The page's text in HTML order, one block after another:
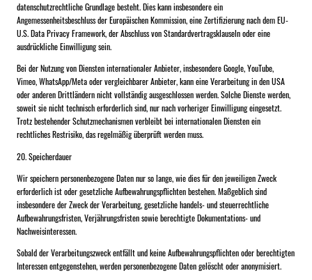
datenschutzrechtliche Grundlage besteht. Dies kann insbesondere ein
Angemessenheitsbeschluss der Europäischen Kommission, eine Zertifizierung nach dem EU-
U.S. Data Privacy Framework, der Abschluss von Standardvertragsklauseln oder eine
ausdrückliche Einwilligung sein.
Bei der Nutzung von Diensten internationaler Anbieter, insbesondere Google, YouTube,
Vimeo, WhatsApp/Meta oder vergleichbarer Anbieter, kann eine Verarbeitung in den USA
oder anderen Drittländern nicht vollständig ausgeschlossen werden. Solche Dienste werden,
soweit sie nicht technisch erforderlich sind, nur nach vorheriger Einwilligung eingesetzt.
Trotz bestehender Schutzmechanismen verbleibt bei internationalen Diensten ein
rechtliches Restrisiko, das regelmäßig überprüft werden muss.
20. Speicherdauer
Wir speichern personenbezogene Daten nur so lange, wie dies für den jeweiligen Zweck
erforderlich ist oder gesetzliche Aufbewahrungspflichten bestehen. Maßgeblich sind
insbesondere der Zweck der Verarbeitung, gesetzliche handels- und steuerrechtliche
Aufbewahrungsfristen, Verjährungsfristen sowie berechtigte Dokumentations- und
Nachweisinteressen.
Sobald der Verarbeitungszweck entfällt und keine Aufbewahrungspflichten oder berechtigten
Interessen entgegenstehen, werden personenbezogene Daten gelöscht oder anonymisiert.